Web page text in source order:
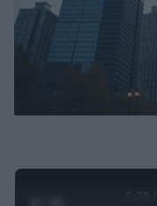
0:29 /